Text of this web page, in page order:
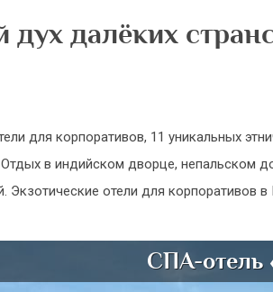
далёких
для корпоративов, 11 уникальных
в индийском дворце, непальском
Экзотические отели для
СПА-отель